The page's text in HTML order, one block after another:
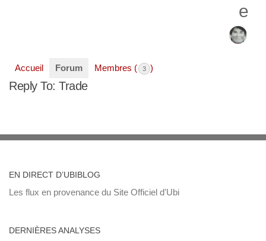
e
Accueil Forum Membres ( 3 )
Reply To: Trade
EN DIRECT D’UBIBLOG
Les flux en provenance du Site Officiel d'Ubi
DERNIÈRES ANALYSES